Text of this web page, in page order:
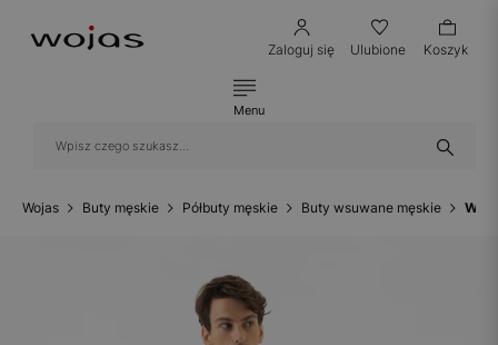
Zaloguj się Ulubione Koszyk
Menu
Wojas Buty męskie Półbuty męskie Buty wsuwane męskie